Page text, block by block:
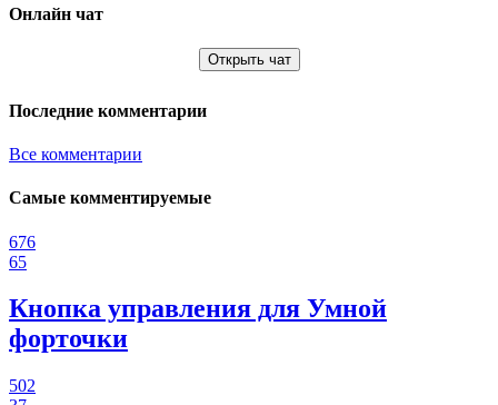
Онлайн чат
Открыть чат
Последние комментарии
Все комментарии
Самые комментируемые
676
65
Кнопка управления для Умной
форточки
502